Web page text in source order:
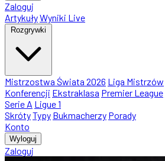
Zaloguj
ArtykułyWyniki Live
Rozgrywki
Mistrzostwa Świata 2026 Liga Mistrzów
Konferencji Ekstraklasa Premier League
Serie A Ligue 1
SkrótyTypy Bukmacherzy Porady
Konto
Wyloguj
Zaloguj